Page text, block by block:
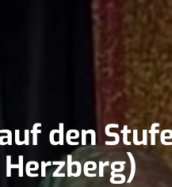
den
Herzberg)